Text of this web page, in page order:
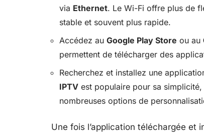
via Ethernet. Le Wi-Fi offre plus de
stable et souvent plus rapide.
Accédez au Google Play Store ou au
permettent de télécharger des
Recherchez et installez une
IPTV est populaire pour sa
nombreuses options de
Une fois l’application téléchargée